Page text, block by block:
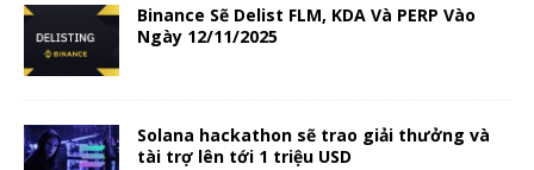
Binance Sẽ Delist FLM, KDA Và PERP Vào
Ngày 12/11/2025
Solana hackathon sẽ trao giải thưởng và
tài trợ lên tới 1 triệu USD